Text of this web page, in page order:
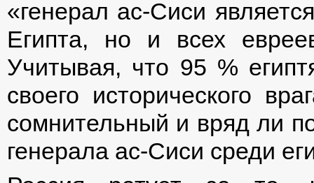
«генерал ас-Сиси
Египта, но и всех
Учитывая, что 95 %
своего исторического
сомнительный и вряд ли
генерала ас-Сиси среди